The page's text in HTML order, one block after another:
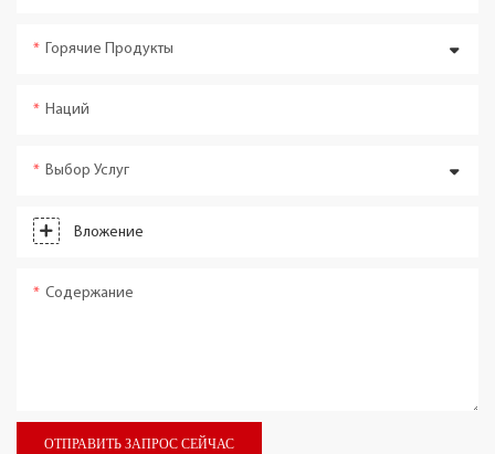
Горячие Продукты
Наций
Выбор Услуг
Вложение
Содержание
ОТПРАВИТЬ ЗАПРОС СЕЙЧАС